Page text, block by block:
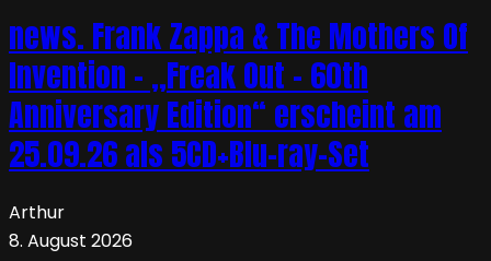
news. Frank Zappa & The Mothers Of
Invention – „Freak Out – 60th
Anniversary Edition“ erscheint am
25.09.26 als 5CD+Blu-ray-Set
Arthur
8. August 2026